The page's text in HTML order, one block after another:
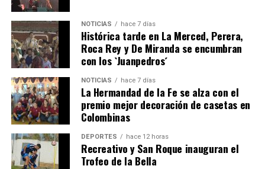
SEXTA CORRIDA DE LAS FIESTAS COLOMBINAS
2026
hace 4 días· Huelvatv
NOTICIAS hace 7 días
Histórica tarde en La Merced, Perera,
Roca Rey y De Miranda se encumbran
con los `Juanpedros´
NOTICIAS hace 7 días
La Hermandad de la Fe se alza con el
premio mejor decoración de casetas en
Colombinas
DEPORTES hace 12 horas
Recreativo y San Roque inauguran el
Trofeo de la Bella